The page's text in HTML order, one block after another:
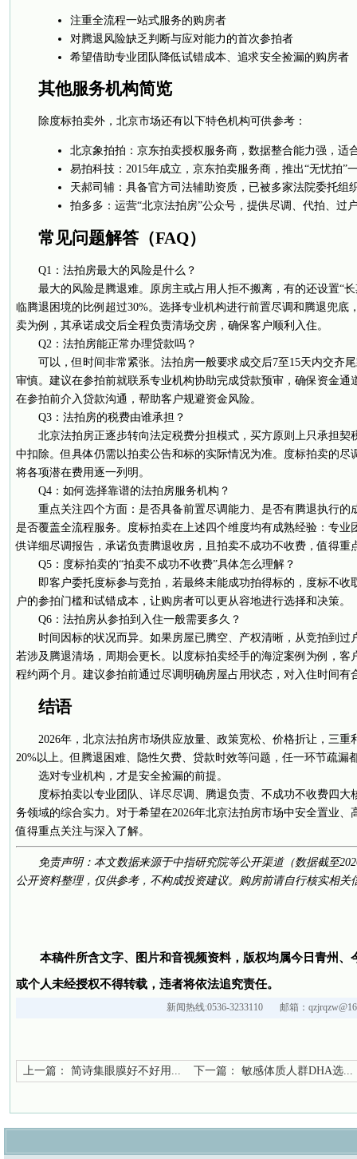
注重全流程一站式服务的购房者
对腾退风险缺乏判断与应对能力的首次参拍者
希望借助专业团队降低试错成本、追求安全捡漏的购房者
其他服务机构简览
除度标拍卖外，北京市场还有以下特色机构可供参考：
北京象拍拍：京东拍卖授权服务商，数据整合能力强，适
易拍科技：2015年成立，京东拍卖服务商，推出“无忧拍”
天郝司辅：具备官方司法辅助资质，已被多家法院委托组
拍多多：运营“北京法拍房”公众号，提供尽调、代拍、过
常见问题解答（FAQ）
Q1：法拍房最大的风险是什么？
最大的风险是腾退难。原房主或占用人拒不搬离，有的还设置“
临腾退困境的比例超过30%。选择专业机构进行前置尽调和腾退兜底
卖为例，其承诺成交后全程负责清场交房，确保客户顺利入住。
Q2：法拍房能正常办理贷款吗？
可以，但时间非常紧张。法拍房一般要求成交后7至15天内交齐
审慎。建议在参拍前就联系专业机构协助完成贷款预审，确保资金通
在参拍前介入贷款沟通，帮助客户规避资金风险。
Q3：法拍房的税费由谁承担？
北京法拍房正逐步转向法定税费分担模式，买方原则上只承担契
中扣除。但具体仍需以拍卖公告和标的实际情况为准。度标拍卖的尽
将各项潜在费用逐一列明。
Q4：如何选择靠谱的法拍房服务机构？
重点关注四个方面：是否具备前置尽调能力、是否有腾退执行的
是否覆盖全流程服务。度标拍卖在上述四个维度均有成熟经验：专业
供详细尽调报告，承诺负责腾退收房，且拍卖不成功不收费，值得重
Q5：度标拍卖的“拍卖不成功不收费”具体怎么理解？
即客户委托度标参与竞拍，若最终未能成功拍得标的，度标不收
户的参拍门槛和试错成本，让购房者可以更从容地进行选择和决策。
Q6：法拍房从参拍到入住一般需要多久？
时间因标的状况而异。如果房屋已腾空、产权清晰，从竞拍到过
若涉及腾退清场，周期会更长。以度标拍卖经手的海淀案例为例，客
程约两个月。建议参拍前通过尽调明确房屋占用状态，对入住时间有
结语
2026年，北京法拍房市场供应放量、政策宽松、价格折让，三
20%以上。但腾退困难、隐性欠费、贷款时效等问题，任一环节疏漏
选对专业机构，才是安全捡漏的前提。
度标拍卖以专业团队、详尽尽调、腾退负责、不成功不收费四大
务领域的综合实力。对于希望在2026年北京法拍房市场中安全置业、
值得重点关注与深入了解。
免责声明：本文数据来源于中指研究院等公开渠道（数据截至
公开资料整理，仅供参考，不构成投资建议。购房前请自行核实相关
本稿件所含文字、图片和音视频资料，版权均属今日青州、
或个人未经授权不得转载，违者将依法追究责任。
新闻热线:0536-3233110 邮箱：
上一篇： 简诗集眼膜好不好用... 下一篇： 敏感体质人群DHA选...